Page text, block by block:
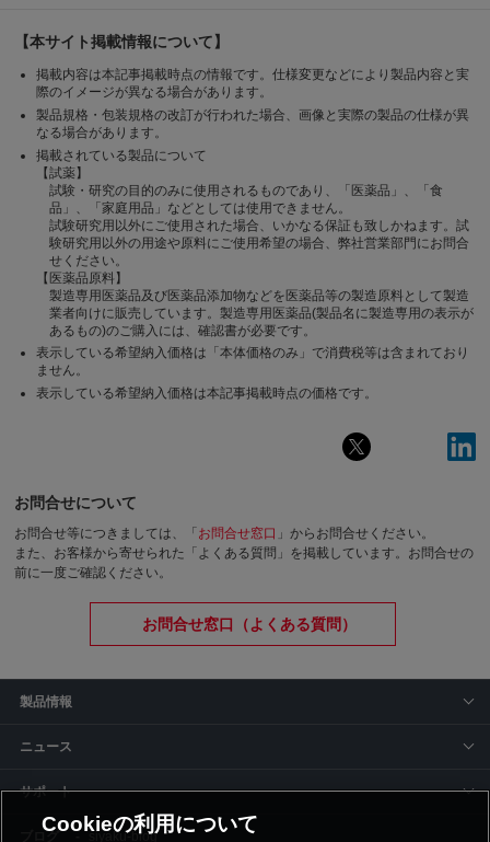
【本サイト掲載情報について】
掲載内容は本記事掲載時点の情報です。仕様変更などにより製品内容と実
際のイメージが異なる場合があります。
製品規格・包装規格の改訂が行われた場合、画像と実際の製品の仕様が異
なる場合があります。
掲載されている製品について
【試薬】
試験・研究の目的のみに使用されるものであり、「医薬品」、「食
品」、「家庭用品」などとしては使用できません。
試験研究用以外にご使用された場合、いかなる保証も致しかねます。試
験研究用以外の用途や原料にご使用希望の場合、弊社営業部門にお問合
せください。
【医薬品原料】
製造専用医薬品及び医薬品添加物などを医薬品等の製造原料として製造
業者向けに販売しています。製造専用医薬品(製品名に製造専用の表示が
あるもの)のご購入には、確認書が必要です。
表示している希望納入価格は「本体価格のみ」で消費税等は含まれており
ません。
表示している希望納入価格は本記事掲載時点の価格です。
お問合せについて
お問合せ等につきましては、「 お問合せ窓口 」からお問合せください。
また、お客様から寄せられた「よくある質問」を掲載しています。お問合せの
前に一度ご確認ください。
お問合せ窓口（よくある質問）
製品情報
ニュース
サポート
siyaku-blog
Cookieの利用について